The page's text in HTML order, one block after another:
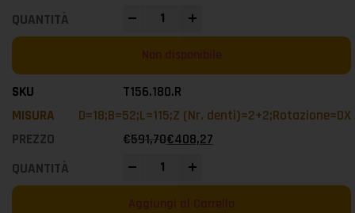
Non disponibile
T156.180.R
D=18;B=52;L=115;Z (Nr. denti)=2+2;Rotazione=DX
€591,70€408,27
Aggiungi al Carrello